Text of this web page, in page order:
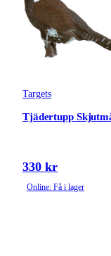
Targets
Tjädertupp
330 kr
Online: Få i lager